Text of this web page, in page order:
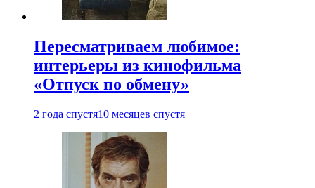
Пересматриваем любимое:
интерьеры из кинофильма
«Отпуск по обмену»
2 года спустя10 месяцев спустя